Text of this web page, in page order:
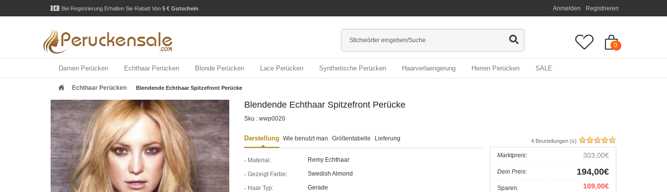
Bei Registrierung Erhalten Sie Rabatt Von 5 € Gutschein Anmelden Registrieren
0
Damen Perücken Echthaar Perücken Blonde Perücken Lace Perücken Synthetische Perücken Haarverlaengerung Herren Perücken SALE
Echthaar Perücken Blendende Echthaar Spitzefront Perücke
Blendende Echthaar Spitzefront Perücke
Sku : wwp0020
4 Beurteilungen (s)
Marktpreis: 303,00€
Dein Preis: 194,00€
Sparen: 109,00€
Darstellung Wie benutzt man Größentabelle Lieferung
Material: Remy Echthaar
Gezeigt Farbe: Swedish Almond
Haar Typ: Gerade